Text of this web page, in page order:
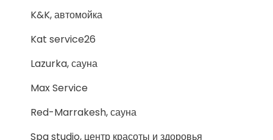
K&K, автомойка
Kat service26
Lazurka, сауна
Max Service
Red-Marrakesh, сауна
Spa studio, центр красоты и здоровья